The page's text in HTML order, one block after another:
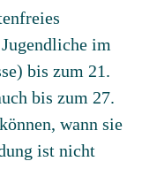
im
bis zum 21.
bis zum 27.
wann sie
ist nicht